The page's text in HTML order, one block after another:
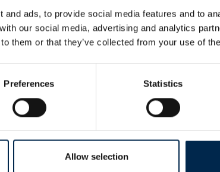
and ads, to provide social media features and to
our social media, advertising and analytics
them or that they’ve collected from your use of
Preferences Statistics
Allow selection
sikkerhedsseler. Næsten ingen
Sæt dig derefter op i
Her finder du et fuldt
og træthedsregistrering. Lastbilen
kameraer og realtids
Ud over teknologien er det et
og et
lange ture. Et århundrede
se, hvor langt chaufførens verden
— den ene iført